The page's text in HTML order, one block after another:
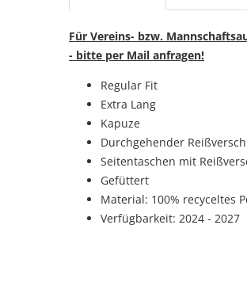
Für Vereins- bzw.
- bitte per Mail anfragen!
Regular Fit
Extra Lang
Kapuze
Durchgehender
Seitentaschen mit
Gefüttert
Material: 100% recyceltes
Verfügbarkeit: 2024 - 2027